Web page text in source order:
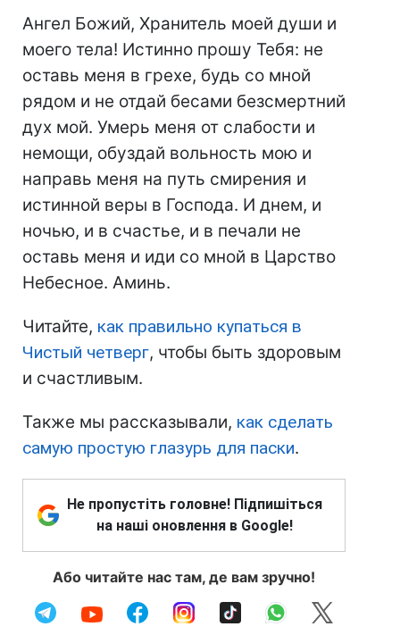
Ангел Божий, Хранитель моей дyши и
моего тела! Истинно прошу Тебя: не
оставь меня в грехе, будь со мной
рядом и не отдай бесами безсмepтний
дух мой. Умерь меня от слабости и
немощи, обуздай вольность мою и
направь меня на путь смирения и
истинной веры в Господа. И днем, и
ночью, и в счастье, и в печали не
оставь меня и иди со мной в Царство
Небесное. Аминь.
Читайте, как правильно купаться в
Чистый четверг, чтобы быть здоровым
и счастливым.
Также мы рассказывали, как сделать
самую простую глазурь для паски.
Не пропустіть головне! Підпишіться
на наші оновлення в Google!
Або читайте нас там, де вам зручно!